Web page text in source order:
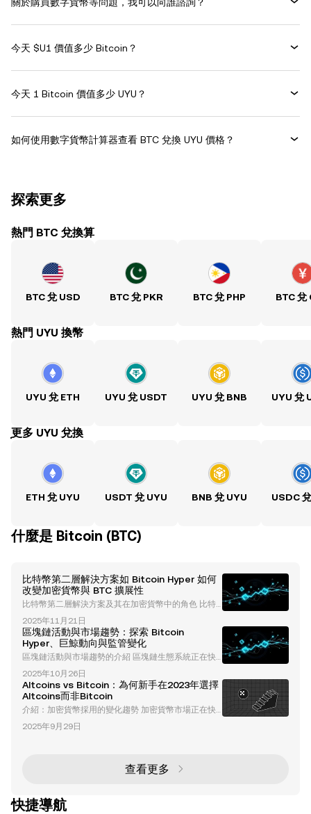
今天 $U1 價值多少 Bitcoin？
今天 1 Bitcoin 價值多少 UYU？
如何使用數字貨幣計算器查看 BTC 兌換 UYU 價格？
探索更多
熱門 BTC 兌換算
BTC 兌 USD BTC 兌 PKR BTC 兌 PHP BTC 兌
熱門 UYU 換幣
UYU 兌 ETH UYU 兌 USDT UYU 兌 BNB UYU 兌
ִִִִִִִִִִִִִִִִִִִִִִִִִִִִִִִִִִִִִִִִִִִִִִִִ更多 UYU 兌換
ETH 兌 UYU USDT 兌 UYU BNB 兌 UYU USDC
什麼是 Bitcoin (BTC)
比特幣第二層解決方案如 Bitcoin Hyper 如何
改變加密貨幣與 BTC 擴展性
比特幣第二層解決方案及其在加密貨幣中的角色 比特
幣作為全球首個加密貨幣，一直是數位資產革命的基
石，以其安全性和去中心化而聞名。然而，隨著採用率
的激增，比特幣的局限性——如擴展性、交易速度和高
額手續費——變得越來越明顯。此時，比特幣第二層解
決方案應運而生：這些創新技術旨在解決上述挑戰，同
時保留比特幣的核心優勢。 在這個領域中，一個引人
注目的項目是 Bitcoin Hyper ，這是一個比特幣第二層
解
2025年11月21日
區塊鏈活動與市場趨勢：探索 Bitcoin
Hyper、巨鯨動向與監管變化
區塊鏈活動與市場趨勢的介紹 區塊鏈生態系統正在快
速演進，這一過程受到技術進步、市場動態和監管發展
的推動。從創新的第二層解決方案如 Bitcoin Hyper，
到巨鯨活動的影響以及全球監管變化，加密貨幣市場正
經歷著變革性的改變。本文將深入探討區塊鏈活動的最
新趨勢、市場動向，以及塑造該行業未來的關鍵因素。
比特幣第二層解決方案：Bitcoin Hyper 的崛起 Bitcoin
2025年10月26日
Altcoins vs Bitcoin：為何新手在2023年選擇
Altcoins而非Bitcoin
介紹：加密貨幣採用的變化趨勢 加密貨幣市場正在快
速演變，重新塑造新進投資者的偏好。雖然比特幣長期
以來一直是新手進入加密貨幣世界的主要入口，但近期
這一轉變的主要因素。本文將探討新手為何更傾向於Al
tcoins，以及比特幣在加密貨幣生態系統中的角色如何
2025年9月29日
查看更多
快捷導航